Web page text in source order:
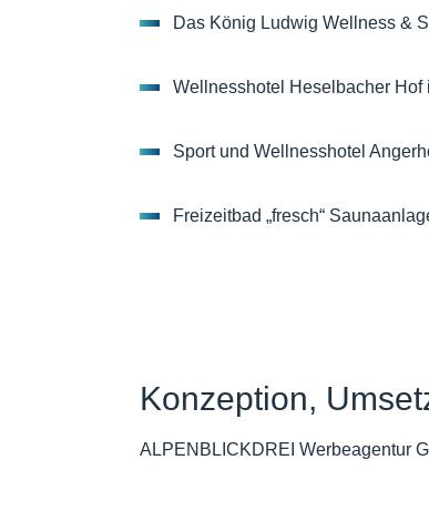
Das König Ludwig Wellness &
Wellnesshotel Heselbacher
Sport und Wellnesshotel
Freizeitbad „fresch“
Konzeption,
ALPENBLICKDREI Werbeagentur